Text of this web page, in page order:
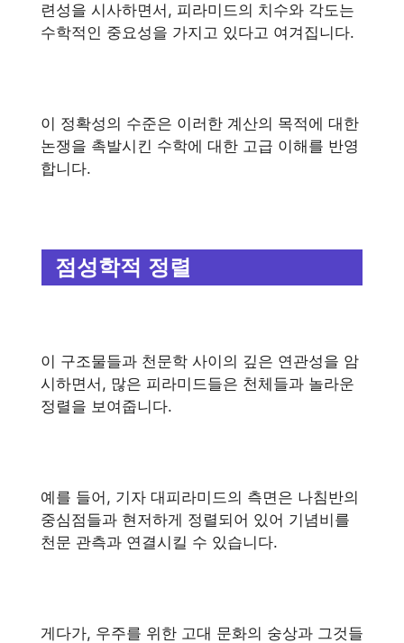
련성을 시사하면서, 피라미드의 치수와 각도는
수학적인 중요성을 가지고 있다고 여겨집니다.
이 정확성의 수준은 이러한 계산의 목적에 대한
논쟁을 촉발시킨 수학에 대한 고급 이해를 반영
합니다.
점성학적 정렬
이 구조물들과 천문학 사이의 깊은 연관성을 암
시하면서, 많은 피라미드들은 천체들과 놀라운
정렬을 보여줍니다.
예를 들어, 기자 대피라미드의 측면은 나침반의
중심점들과 현저하게 정렬되어 있어 기념비를
천문 관측과 연결시킬 수 있습니다.
게다가, 우주를 위한 고대 문화의 숭상과 그것들